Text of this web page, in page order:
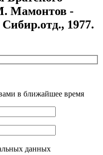
Мамонтов -
1977.
в ближайшее время
данных